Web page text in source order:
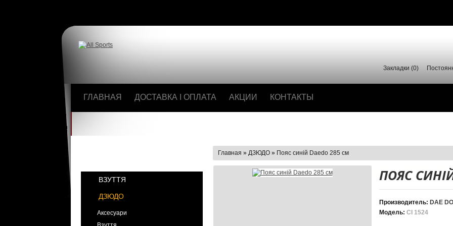
Закладки (0)
ГЛАВНАЯ ДОСТАВКА І ОПЛАТА АКЦИИ КОНТАКТЫ
ВЗУТТЯ
ДЗЮДО
Аксесуари
Главная » ДЗЮДО » Пояс синій Daedo 285 см
ПОЯС
Производитель: DAE DO
Модель: CI 1524